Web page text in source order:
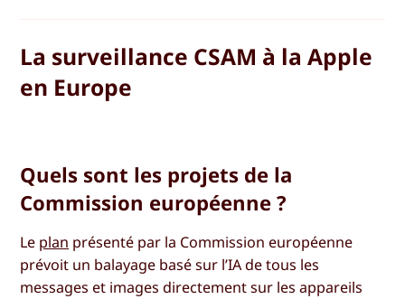
La surveillance CSAM à la Apple
en Europe
Quels sont les projets de la
Commission européenne ?
Le plan présenté par la Commission européenne
prévoit un balayage basé sur l’IA de tous les
messages et images directement sur les appareils